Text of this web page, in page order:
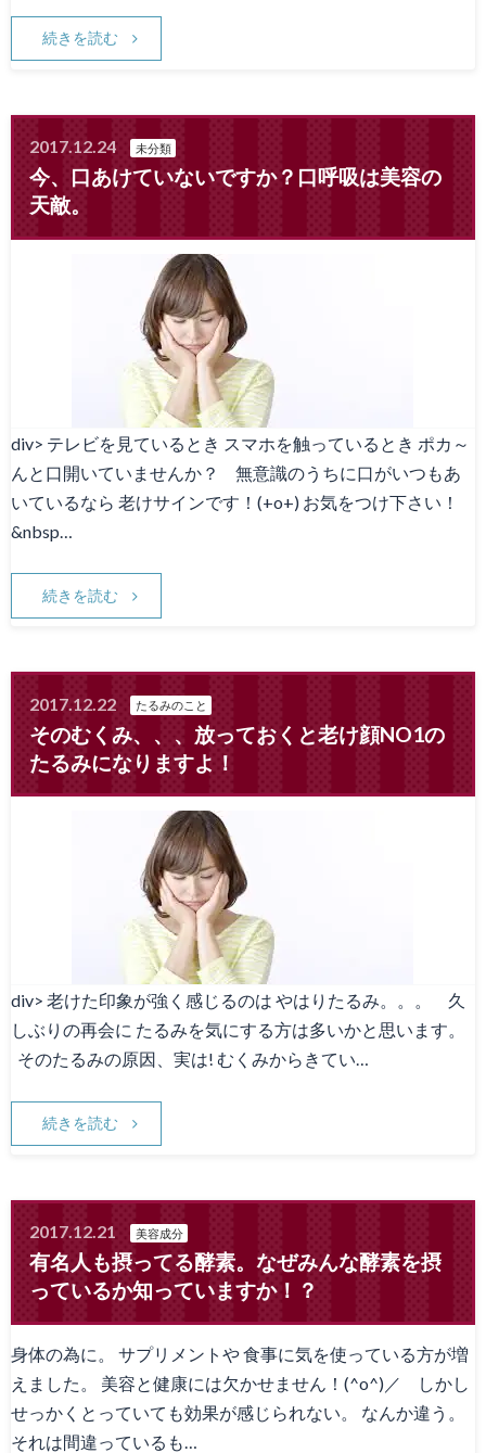
続きを読む
2017.12.24 未分類
今、口あけていないですか？口呼吸は美容の
天敵。
div> テレビを見ているとき スマホを触っているとき ポカ～
んと口開いていませんか？ 無意識のうちに口がいつもあ
いているなら 老けサインです！(+o+) お気をつけ下さい！
&nbsp…
続きを読む
2017.12.22 たるみのこと
そのむくみ、、、放っておくと老け顔NO1の
たるみになりますよ！
div> 老けた印象が強く感じるのは やはりたるみ。。。 久
しぶりの再会に たるみを気にする方は多いかと思います。
そのたるみの原因、実は! むくみからきてい…
続きを読む
2017.12.21 美容成分
有名人も摂ってる酵素。なぜみんな酵素を摂
っているか知っていますか！？
身体の為に。 サプリメントや 食事に気を使っている方が増
えました。 美容と健康には欠かせません！(^o^)／ しかし
せっかくとっていても効果が感じられない。 なんか違う。
それは間違っているも…